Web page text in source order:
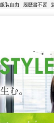
服装自由 履歴書不要